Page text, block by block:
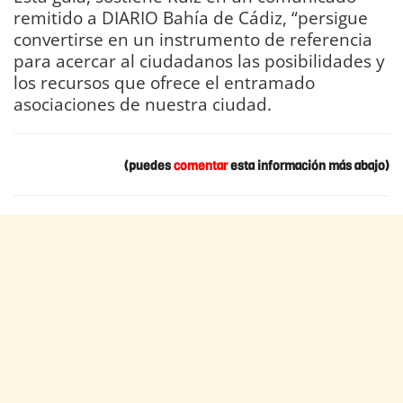
remitido a DIARIO Bahía de Cádiz, “persigue
convertirse en un instrumento de referencia
para acercar al ciudadanos las posibilidades y
los recursos que ofrece el entramado
asociaciones de nuestra ciudad.
(puedescomentaresta información más abajo)